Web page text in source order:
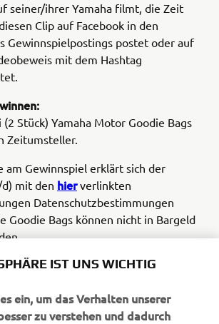
seiner/ihrer Yamaha filmt, die Zeit
Clip auf Facebook in den
Gewinnspielpostings postet oder auf
mit dem Hashtag
Stück) Yamaha Motor Goodie Bags
Zeitumsteller.
am Gewinnspiel erklärt sich der
mit den hier verlinkten
Datenschutzbestimmungen
Goodie Bags können nicht in Bargeld
Facebook noch Instagram
presse@yamaha-motor.or.at senden,
teilnehmen zu können. Damit
IST UNS WICHTIG
ein, um das Verhalten unserer
zu verstehen und dadurch